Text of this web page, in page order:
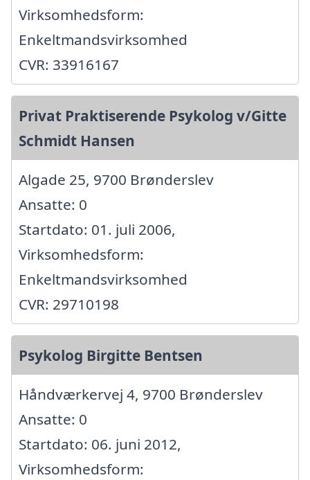
Virksomhedsform:
Enkeltmandsvirksomhed
CVR: 33916167
Privat Praktiserende Psykolog v/Gitte
Schmidt Hansen
Algade 25, 9700 Brønderslev
Ansatte: 0
Startdato: 01. juli 2006,
Virksomhedsform:
Enkeltmandsvirksomhed
CVR: 29710198
Psykolog Birgitte Bentsen
Håndværkervej 4, 9700 Brønderslev
Ansatte: 0
Startdato: 06. juni 2012,
Virksomhedsform: